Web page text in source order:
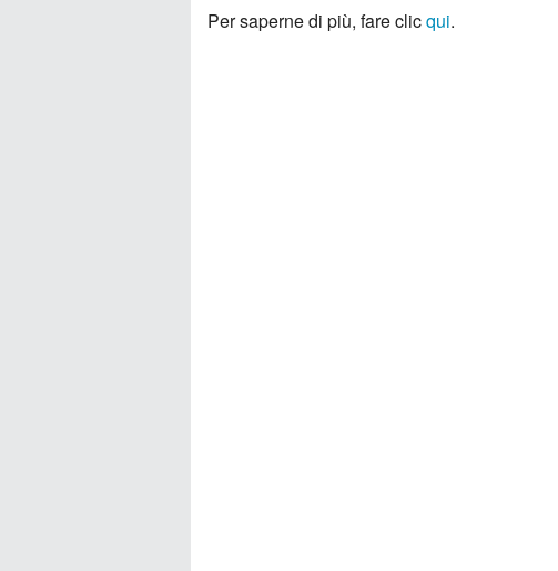
Per saperne di più, fare clicqui.